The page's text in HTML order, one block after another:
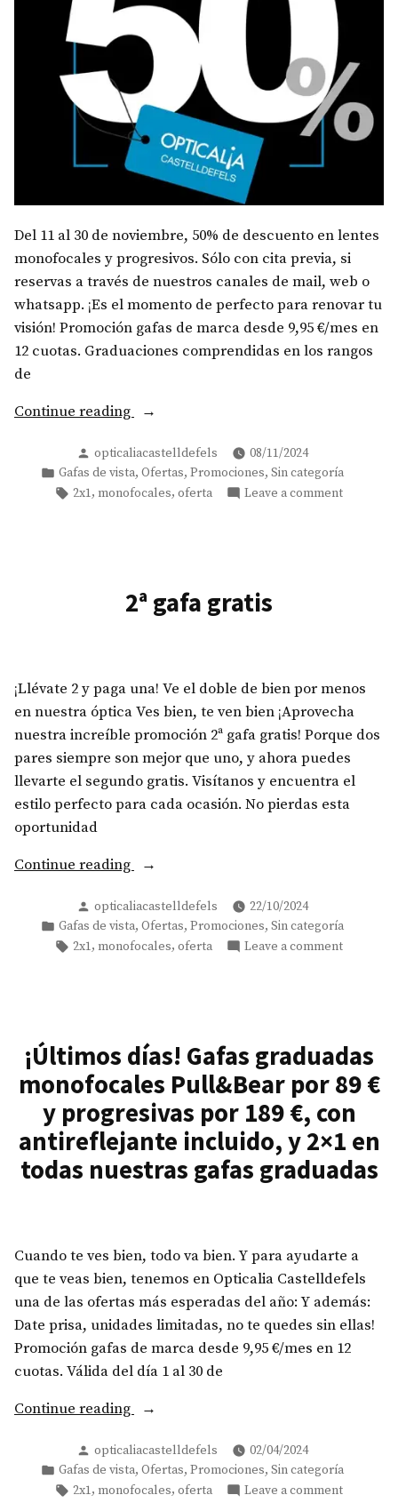
Del 11 al 30 de noviembre, 50% de descuento en lentes
monofocales y progresivos. Sólo con cita previa, si
reservas a través de nuestros canales de mail, web o
whatsapp. ¡Es el momento de perfecto para renovar tu
visión! Promoción gafas de marca desde 9,95 €/mes en
12 cuotas. Graduaciones comprendidas en los rangos
de
Continue reading
«¡Black
en
Opticalia
Castelldefels!»
Posted
by
opticaliacastelldefels
08/11/2024
Posted
in
Gafas de vista, Ofertas, Promociones, Sin categoría
Tags:
2x1, monofocales, oferta Leave a commenton
2ª gafa gratis
¡Llévate 2 y paga una! Ve el doble de bien por menos
en nuestra óptica Ves bien, te ven bien ¡Aprovecha
nuestra increíble promoción 2ª gafa gratis! Porque dos
pares siempre son mejor que uno, y ahora puedes
llevarte el segundo gratis. Visítanos y encuentra el
estilo perfecto para cada ocasión. No pierdas esta
oportunidad
Continue reading
«2ª
gratis»
Posted
by
opticaliacastelldefels
22/10/2024
Posted
in
Gafas de vista, Ofertas, Promociones, Sin categoría
Tags:
2x1, monofocales, oferta Leave a commenton
¡Últimos días! Gafas graduadas
monofocales Pull&Bear por 89 €
y progresivas por 189 €, con
antireflejante incluido, y 2×1 en
todas nuestras gafas graduadas
Cuando te ves bien, todo va bien. Y para ayudarte a
que te veas bien, tenemos en Opticalia Castelldefels
una de las ofertas más esperadas del año: Y además:
Date prisa, unidades limitadas, no te quedes sin ellas!
Promoción gafas de marca desde 9,95 €/mes en 12
cuotas. Válida del día 1 al 30 de
Continue reading
«¡Últimos
Gafas
graduadas
monofocales
Posted
by
opticaliacastelldefels
02/04/2024
Posted
in
Gafas de vista, Ofertas, Promociones, Sin categoría
Tags:
2x1, monofocales, oferta Leave a commenton